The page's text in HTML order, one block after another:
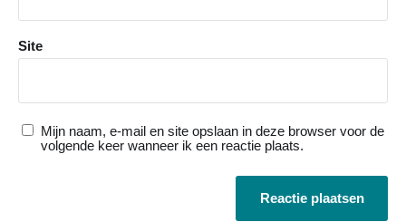
Site
Mijn naam, e-mail en site opslaan in deze browser voor de
volgende keer wanneer ik een reactie plaats.